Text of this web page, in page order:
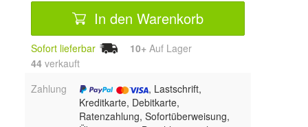
In den Warenkorb
Sofort lieferbar 10+ Auf Lager
44 verkauft
Zahlung
, Lastschrift,
Kreditkarte, Debitkarte,
Ratenzahlung, Sofortüberweisung,